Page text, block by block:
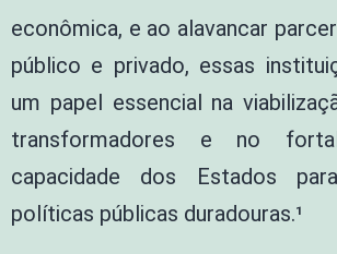
econômica, e ao alavancar
público e privado, essas
um papel essencial na
transformadores e no
capacidade dos Estados
políticas públicas duradouras.¹